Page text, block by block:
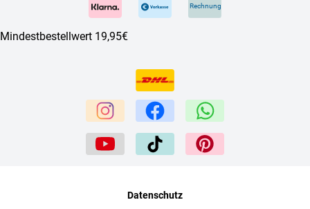
Rechnung
Mindestbestellwert 19,95€
Datenschutz